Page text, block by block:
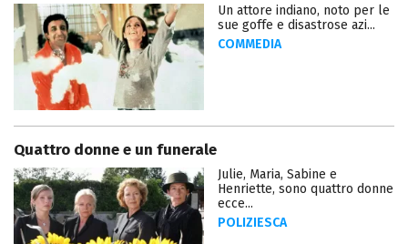
Un attore indiano, noto per le
sue goffe e disastrose azi...
COMMEDIA
Quattro donne e un funerale
Julie, Maria, Sabine e
Henriette, sono quattro donne
ecce...
POLIZIESCA